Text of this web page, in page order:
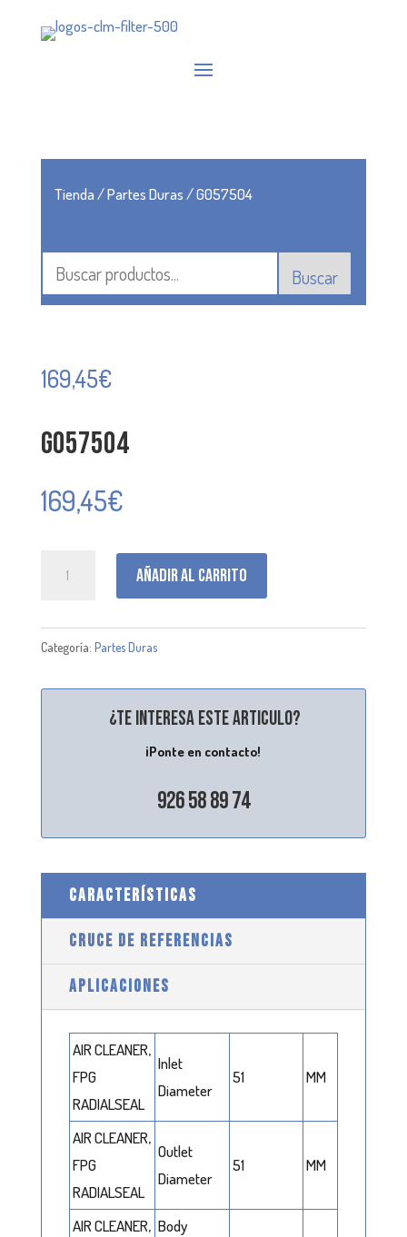
Tienda/Partes Duras/ G057504
Buscar
169,45€
G057504
169,45€
Añadir al carrito
Categoría: Partes Duras
¿Te interesa este articulo?
¡Ponte en contacto!
926 58 89 74
CARACTERÍSTICAS
CRUCE DE REFERENCIAS
APLICACIONES
AIR CLEANER,
FPG
RADIALSEAL
Inlet
Diameter
51 MM
AIR CLEANER,
FPG
RADIALSEAL
Outlet
Diameter
51 MM
AIR CLEANER, Body